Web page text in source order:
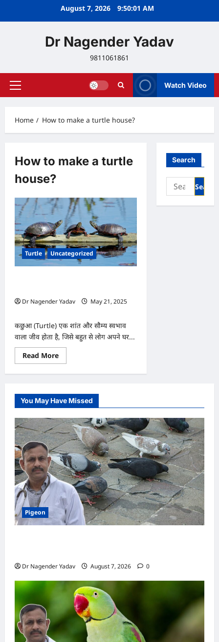
August 7, 2026 9:50:02 AM
Dr Nagender Yadav
9811061861
Primary
Watch Video
Home How to make a turtle house?
How to make a turtle
house?
Turtle Uncategorized
Dr Nagender Yadav
May 21, 2025
कछुआ (Turtle) एक शांत और सौम्य स्वभाव
वाला जीव होता है, जिसे बहुत से लोग अपने घर...
Read MoreRead
more
कछुए
कैसे
बनाएं?
जानें
इसे
बनाने
का
आसान
तरीका
Search
Search
for:
You May Have Missed
Pigeon
Dr Nagender Yadav August 7, 2026 0